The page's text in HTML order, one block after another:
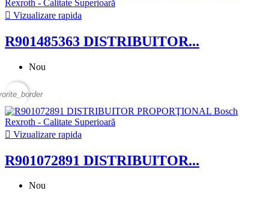
 Vizualizare rapida
R901485363 DISTRIBUITOR...
Nou
 Vizualizare rapida
R901072891 DISTRIBUITOR...
Nou